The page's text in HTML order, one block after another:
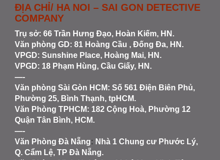
ĐỊA CHỈ/ HA NOI – SAI GON DETECTIVE
COMPANY
Trụ sở: 66 Trần Hưng Đạo, Hoàn Kiếm, HN.
Văn phòng GD: 81 Hoàng Cầu , Đống Đa, HN.
VPGD: Sunshine Place, Hoàng Mai, HN.
VPGD: 18 Phạm Hùng, Cầu Giấy, HN.
—-
Văn phòng Sài Gòn HCM: Số 561 Điện Biên Phủ,
Phường 25, Bình Thạnh, tpHCM.
Văn Phòng TPHCM: 182 Cộng Hoà, Phường 12
Quận Tân Bình, HCM.
—-
Văn Phòng Đà Nẵng: Nhà 1 Chung cư Phước Lý,
Q. Cẩm Lệ, TP Đà Nẵng.